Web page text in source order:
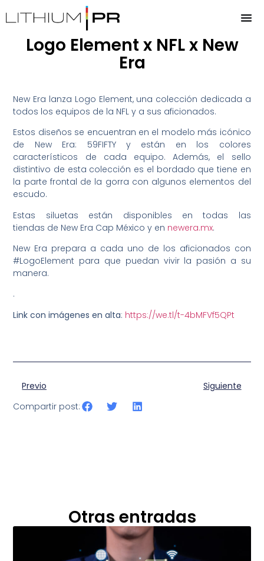
Logo Element x NFL x New
Era
New Era lanza Logo Element, una colección dedicada a
todos los equipos de la NFL y a sus aficionados.
Estos diseños se encuentran en el modelo más icónico
de New Era: 59FIFTY y están en los colores
característicos de cada equipo. Además, el sello
distintivo de esta colección es el bordado que tiene en
la parte frontal de la gorra con algunos elementos del
escudo.
Estas siluetas están disponibles en todas las
tiendas de New Era Cap México y en newera.mx.
New Era prepara a cada uno de los aficionados con
#LogoElement para que puedan vivir la pasión a su
manera.
.
Link con imágenes en alta: https://we.tl/t-4bMFVf5QPt
Previo
Siguiente
Compartir post:
Otras entradas